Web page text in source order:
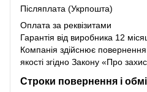
Післяплата (Укрпошта)
Оплата за реквізитами
Гарантія від виробника 12
Компанія здійснює повернення
якості згідно Закону «Про
Строки повернення і